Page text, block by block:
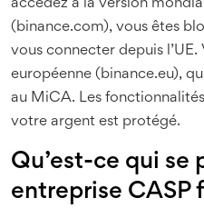
accédez à la version
(binance.com), vous êtes
vous connecter depuis
européenne (binance.eu),
au MiCA. Les
votre argent est protégé.
Qu’est-ce qui se
entreprise CASP